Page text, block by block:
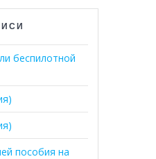
беспилотной
пособия на